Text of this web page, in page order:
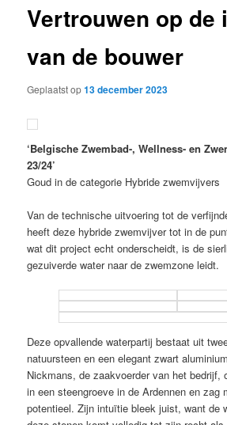
Vertrouwen op de
van de bouwer
Geplaatst op13 december 2023
‘Belgische Zwembad-, Wellness- en
23/24’
Goud in de categorie Hybride zwemvijvers
Van de technische uitvoering tot de
heeft deze hybride zwemvijver tot in de
wat dit project echt onderscheidt, is de
gezuiverde water naar de zwemzone leidt.
Deze opvallende waterpartij bestaat uit
natuursteen en een elegant zwart
Nickmans, de zaakvoerder van het bedrijf,
in een steengroeve in de Ardennen en zag
potentieel. Zijn intuïtie bleek juist, want de